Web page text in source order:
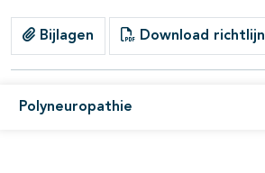
Bijlagen Download richtlijn
Polyneuropathie
open- en dichtklappen
open- en dichtklappen